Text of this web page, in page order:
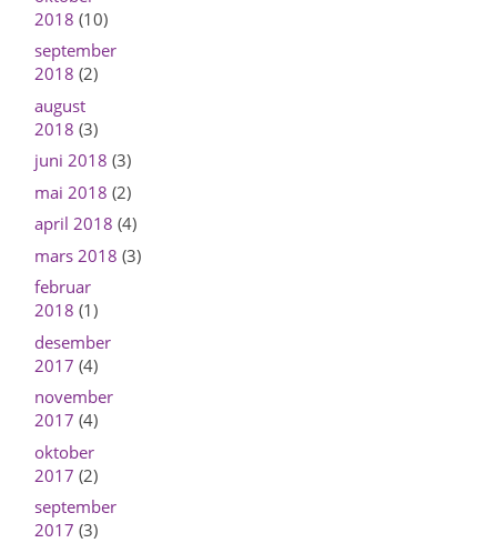
2018 (10)
september
2018 (2)
august
2018 (3)
juni 2018 (3)
mai 2018 (2)
april 2018 (4)
mars 2018 (3)
februar
2018 (1)
desember
2017 (4)
november
2017 (4)
oktober
2017 (2)
september
2017 (3)